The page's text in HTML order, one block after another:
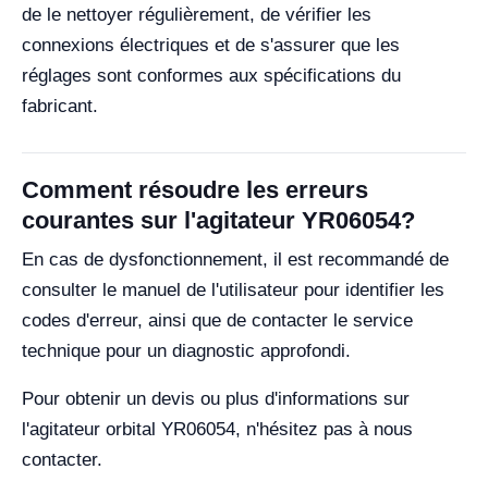
de le nettoyer régulièrement, de vérifier les
connexions électriques et de s'assurer que les
réglages sont conformes aux spécifications du
fabricant.
Comment résoudre les erreurs
courantes sur l'agitateur YR06054?
En cas de dysfonctionnement, il est recommandé de
consulter le manuel de l'utilisateur pour identifier les
codes d'erreur, ainsi que de contacter le service
technique pour un diagnostic approfondi.
Pour obtenir un devis ou plus d'informations sur
l'agitateur orbital YR06054, n'hésitez pas à nous
contacter.